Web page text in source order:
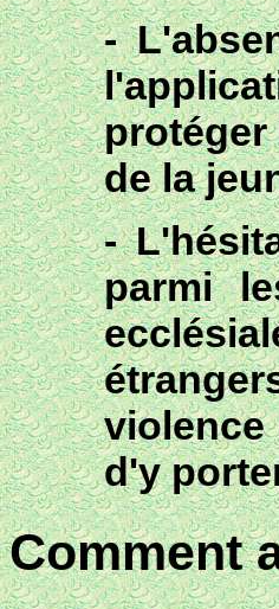
-
protéger
de la
-
parmi
violence
d'y
Comment